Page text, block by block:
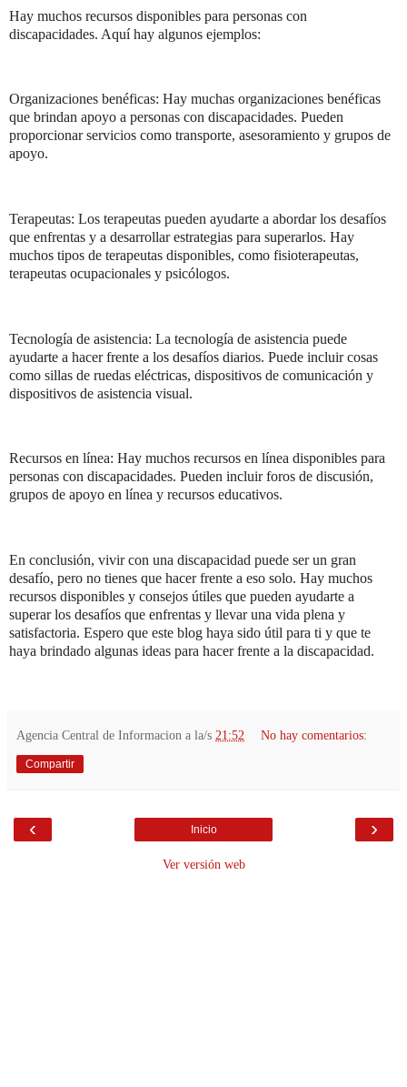
Hay muchos recursos disponibles para personas con
discapacidades. Aquí hay algunos ejemplos:
Organizaciones benéficas: Hay muchas organizaciones benéficas
que brindan apoyo a personas con discapacidades. Pueden
proporcionar servicios como transporte, asesoramiento y grupos de
apoyo.
Terapeutas: Los terapeutas pueden ayudarte a abordar los desafíos
que enfrentas y a desarrollar estrategias para superarlos. Hay
muchos tipos de terapeutas disponibles, como fisioterapeutas,
terapeutas ocupacionales y psicólogos.
Tecnología de asistencia: La tecnología de asistencia puede
ayudarte a hacer frente a los desafíos diarios. Puede incluir cosas
como sillas de ruedas eléctricas, dispositivos de comunicación y
dispositivos de asistencia visual.
Recursos en línea: Hay muchos recursos en línea disponibles para
personas con discapacidades. Pueden incluir foros de discusión,
grupos de apoyo en línea y recursos educativos.
En conclusión, vivir con una discapacidad puede ser un gran
desafío, pero no tienes que hacer frente a eso solo. Hay muchos
recursos disponibles y consejos útiles que pueden ayudarte a
superar los desafíos que enfrentas y llevar una vida plena y
satisfactoria. Espero que este blog haya sido útil para ti y que te
haya brindado algunas ideas para hacer frente a la discapacidad.
Agencia Central de Informacion a la/s 21:52 No hay comentarios:
Compartir
‹ ›
Inicio
Ver versión web